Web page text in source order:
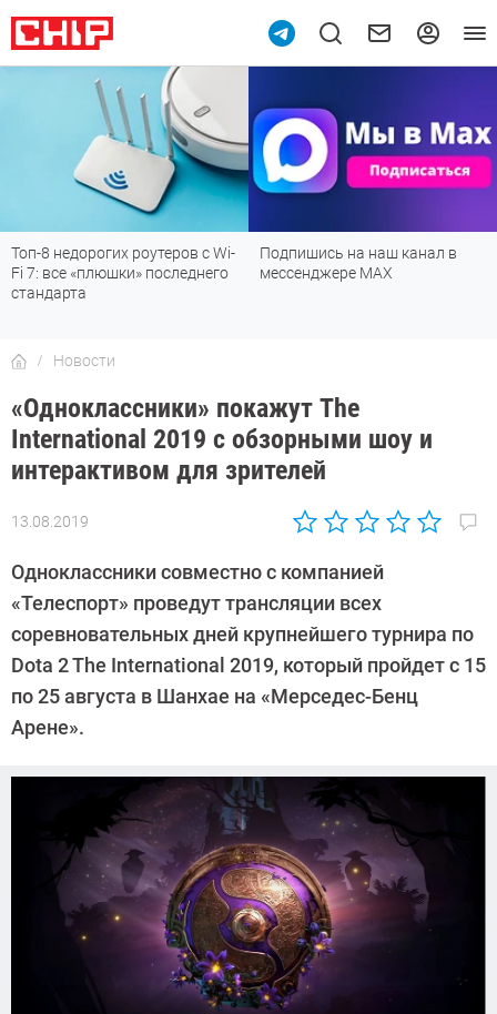
Топ-8 недорогих роутеров с Wi-
Fi 7: все «плюшки» последнего
стандарта
Подпишись на наш канал в
мессенджере МАХ
Новости
«Одноклассники» покажут The
International 2019 с обзорными шоу и
интерактивом для зрителей
13.08.2019
Автор:
Воробьев
Одноклассники совместно с компанией
«Телеспорт» проведут трансляции всех
соревновательных дней крупнейшего турнира по
Dota 2 The International 2019, который пройдет с 15
по 25 августа в Шанхае на «Мерседес-Бенц
Арене».